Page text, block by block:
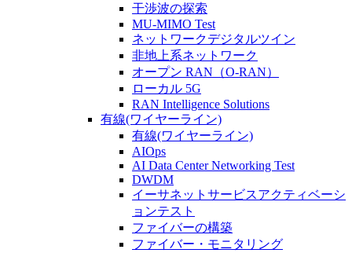
干渉波の探索
MU-MIMO Test
ネットワークデジタルツイン
非地上系ネットワーク
オープン RAN（O-RAN）
ローカル 5G
RAN Intelligence Solutions
有線(ワイヤーライン)
有線(ワイヤーライン)
AIOps
AI Data Center Networking Test
DWDM
イーサネットサービスアクティベーシ
ョンテスト
ファイバーの構築
ファイバー・モニタリング